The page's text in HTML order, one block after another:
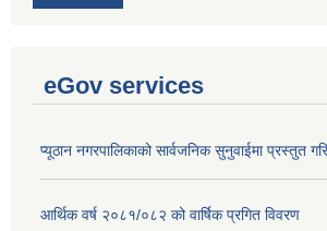
eGov services
प्यूठान नगरपालिकाको सार्वजनिक सुनुवाईमा प्रस्तुत
आर्थिक वर्ष २०८१/०८२ को वार्षिक प्रगित विवरण